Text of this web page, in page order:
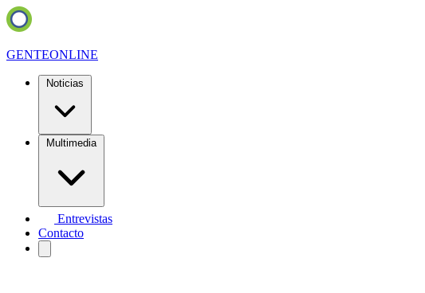
GENTEONLINE
Noticias
Multimedia
Entrevistas
Contacto